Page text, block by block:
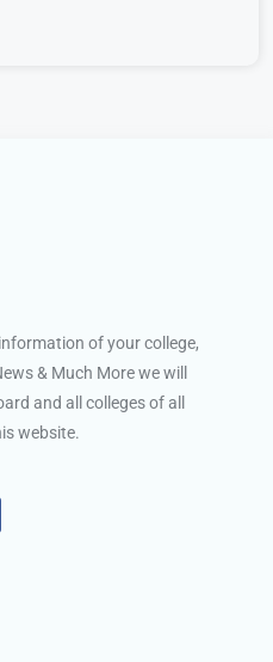
of your college,
& Much More we will
and all colleges of all
website.